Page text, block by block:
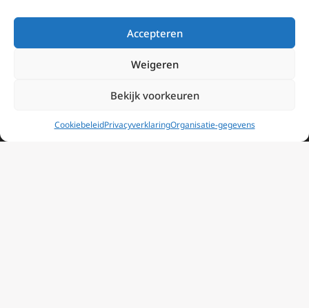
Accepteren
Weigeren
Bekijk voorkeuren
CookiebeleidPrivacyverklaringOrganisatie-gegevens
Informatie
EWTN-Team